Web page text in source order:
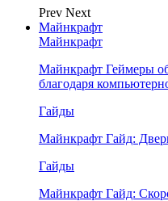
Prev Next
Майнкрафт
Майнкрафт
Майнкрафт Геймеры
благодаря
Гайды
Майнкрафт Гайд:
Гайды
Майнкрафт Гайд: